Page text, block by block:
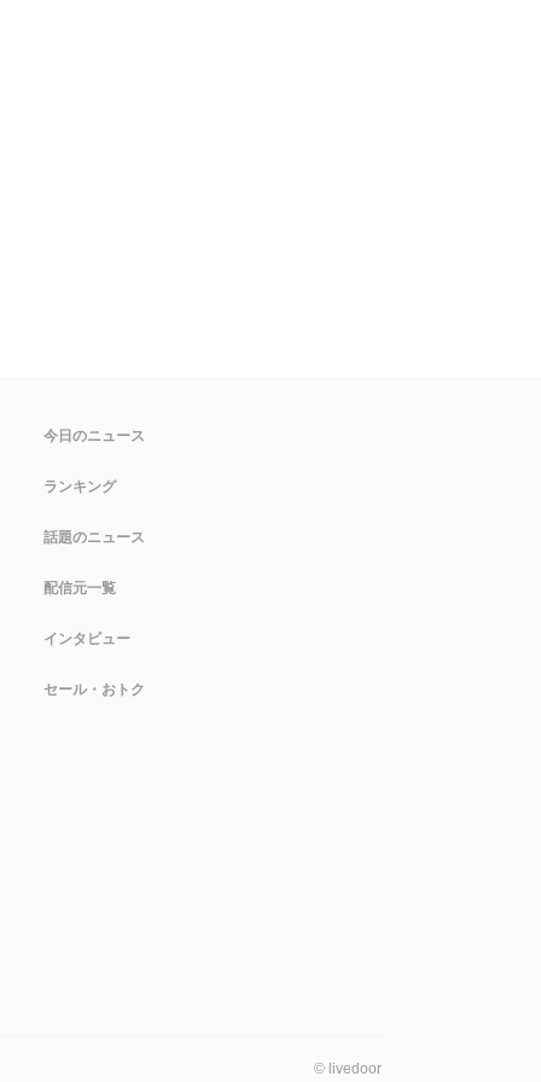
今日のニュース
ランキング
話題のニュース
配信元一覧
インタビュー
セール・おトク
© livedoor